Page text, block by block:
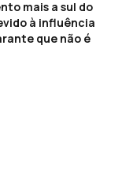
mais a sul do
à influência
que não é